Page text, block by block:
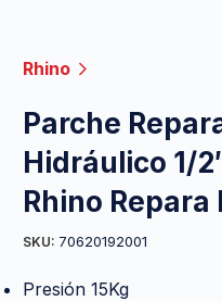
Rhino
Parche
Hidráulico 1/
Rhino Repara
SKU: 70620192001
Presión 15Kg